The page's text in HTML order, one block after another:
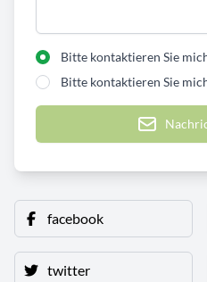
Bitte kontaktieren Sie
Bitte kontaktieren Sie
facebook
twitter